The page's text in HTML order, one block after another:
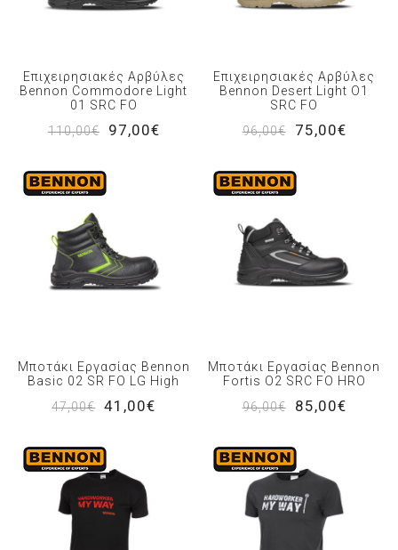
Επιχειρησιακές Αρβύλες
Bennon Commodore Light
01 SRC FO
110,00€
97,00€
Επιχειρησιακές Αρβύλες
Bennon Desert Light O1
SRC FO
96,00€
75,00€
Μποτάκι Εργασίας Bennon
Basic 02 SR FO LG High
47,00€
41,00€
Μποτάκι Εργασίας Bennon
Fortis O2 SRC FO HRO
96,00€
85,00€